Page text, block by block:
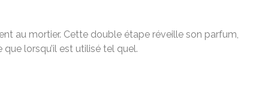
au mortier. Cette double étape réveille son parfum,
lorsqu’il est utilisé tel quel.